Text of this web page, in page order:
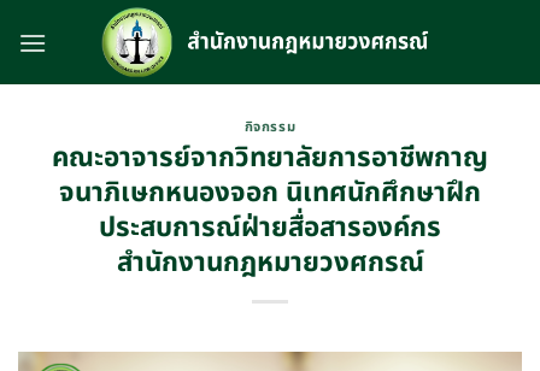
กิจกรรม
คณะอาจารย์จากวิทยาลัยการอาชีพกาญ
จนาภิเษกหนองจอก นิเทศนักศึกษาฝึก
ประสบการณ์ฝ่ายสื่อสารองค์กร
สำนักงานกฎหมายวงศกรณ์